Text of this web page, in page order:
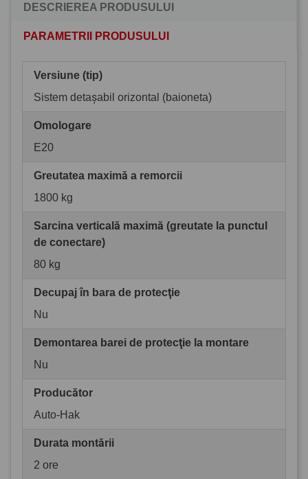
DESCRIEREA PRODUSULUI
PARAMETRII PRODUSULUI
Versiune (tip)
Sistem detașabil orizontal (baioneta)
Omologare
E20
Greutatea maximă a remorcii
1800 kg
Sarcina verticală maximă (greutate la punctul
de conectare)
80 kg
Decupaj în bara de protecţie
Nu
Demontarea barei de protecţie la montare
Nu
Producător
Auto-Hak
Durata montării
2 ore